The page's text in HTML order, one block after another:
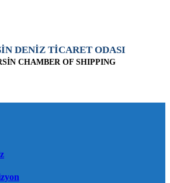
DENİZ TİCARET ODASI
CHAMBER OF SHIPPING